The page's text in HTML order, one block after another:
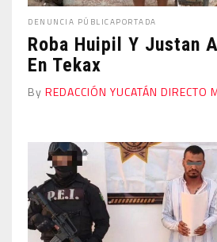
DENUNCIA PÚBLICAPORTADA
Roba Huipil Y Justan
En Tekax
By REDACCIÓN YUCATÁN DIRECTO